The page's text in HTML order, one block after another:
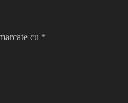
cu *